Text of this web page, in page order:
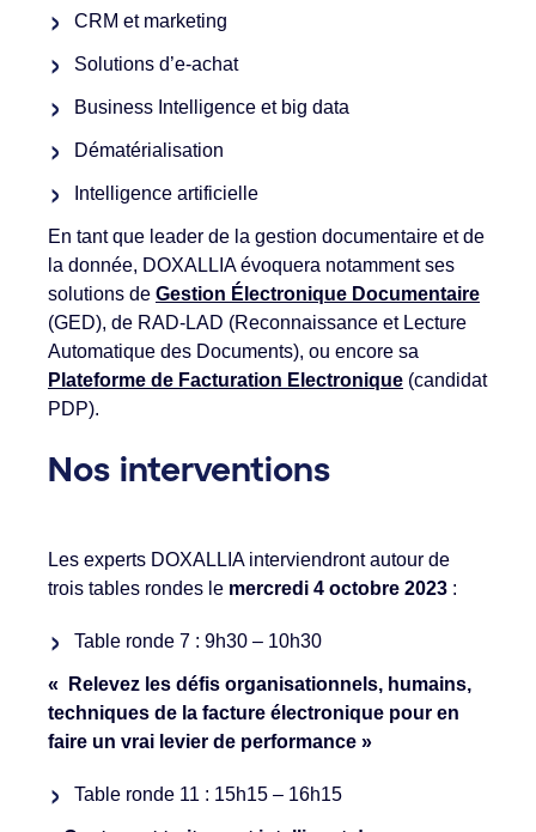
CRM et marketing
Solutions d’e-achat
Business Intelligence et big data
Dématérialisation
Intelligence artificielle
En tant que leader de la gestion documentaire et de
la donnée, DOXALLIA évoquera notamment ses
solutions de Gestion Électronique Documentaire
(GED), de RAD-LAD (Reconnaissance et Lecture
Automatique des Documents), ou encore sa
Plateforme de Facturation Electronique (candidat
PDP).
Nos interventions
Les experts DOXALLIA interviendront autour de
trois tables rondes le mercredi 4 octobre 2023 :
Table ronde 7 : 9h30 – 10h30
« Relevez les défis organisationnels, humains,
techniques de la facture électronique pour en
faire un vrai levier de performance »
Table ronde 11 : 15h15 – 16h15